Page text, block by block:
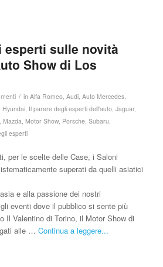
esperti sulle novità
Show di Los
/ in Alfa Romeo, Audi, Auto Mercedes,
Hyundai, Il parere degli esperti dell'auto, Jaguar,
Mazda, Motor Show, Porsche, Subaru,
esperti
per le scelte delle Case, i Saloni
superati da quelli asiatici
e alla passione dei nostri
eventi dove il pubblico si sente più
Il Valentino di Torino, il Motor Show di
alle … Continua a leggere...